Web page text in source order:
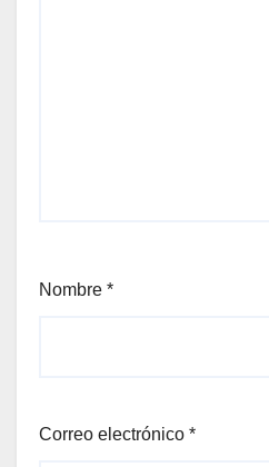
Nombre *
Correo electrónico *